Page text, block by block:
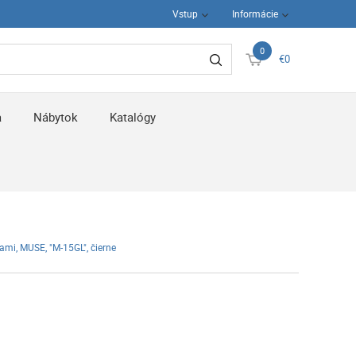
Vstup Informácie
0
€0
Nábytok Katalógy
MUSE, "M-15GL", čierne